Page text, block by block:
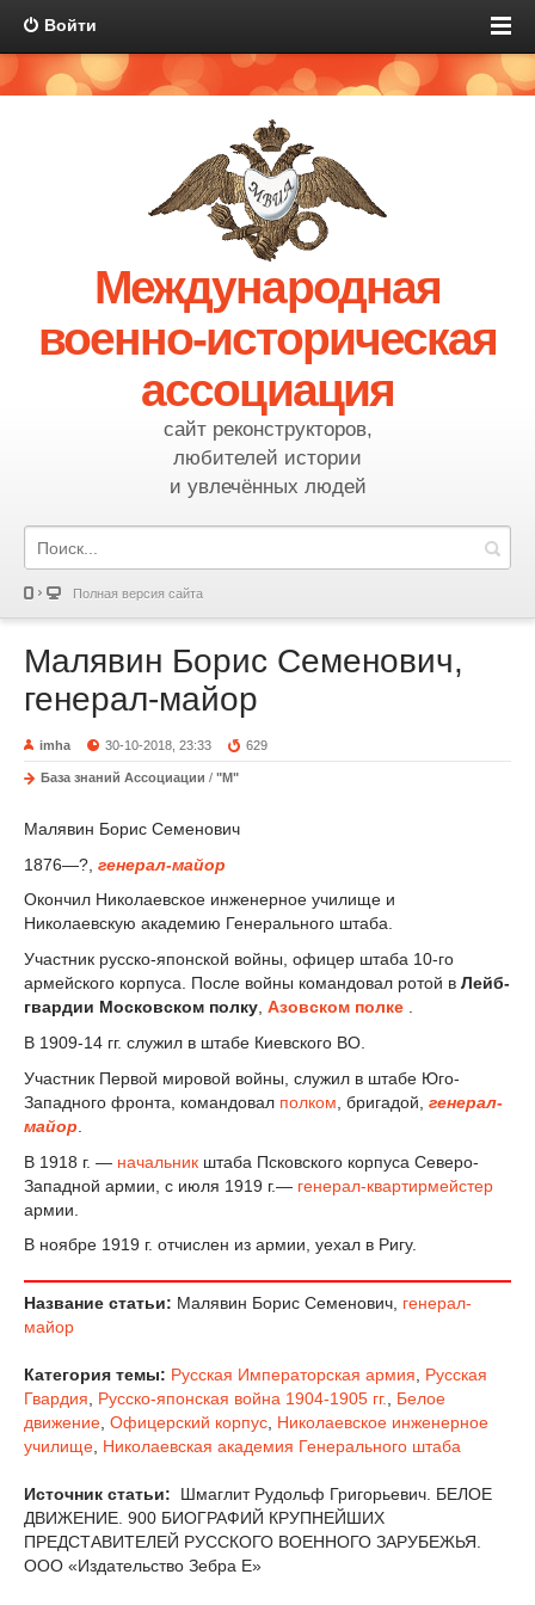
Войти
Международная
военно-историческая
ассоциация
сайт реконструкторов,
любителей истории
и увлечённых людей
Полная версия сайта
Малявин Борис Семенович,
генерал-майор
imha 30-10-2018, 23:33 629
База знаний Ассоциации / "М"
Малявин Борис Семенович
1876—?, генерал-майор
Окончил Николаевское инженерное училище и
Николаевскую академию Генерального штаба.
Участник русско-японской войны, офицер штаба 10-го
армейского корпуса. После войны командовал ротой в Лейб-
гвардии Московском полку Азовском полке
В 1909-14 гг. служил в штабе Киевского ВО.
Участник Первой мировой войны, служил в штабе Юго-
Западного фронта, командовал полком , бригадой, генерал-
майор
В 1918 г. — начальник штаба Псковского корпуса Северо-
Западной армии, с июля 1919 г.— генерал-квартирмейстер
армии.
В ноябре 1919 г. отчислен из армии, уехал в Ригу.
Название статьи: Малявин Борис Семенович, генерал-
майор
Категория темы: Русская Императорская армия, Русская
Гвардия, Русско-японская война 1904-1905 гг., Белое
движение, Офицерский корпус, Николаевское инженерное
училище, Николаевская академия Генерального штаба
Источник статьи:
Шмаглит Рудольф Григорьевич. БЕЛОЕ
ДВИЖЕНИЕ. 900 БИОГРАФИЙ КРУПНЕЙШИХ
ПРЕДСТАВИТЕЛЕЙ РУССКОГО ВОЕННОГО ЗАРУБЕЖЬЯ.
ООО «Издательство Зебра Е»